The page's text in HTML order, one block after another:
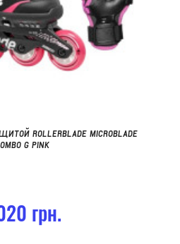
ROLLERBLADE MICROBLADE
G PINK
грн.